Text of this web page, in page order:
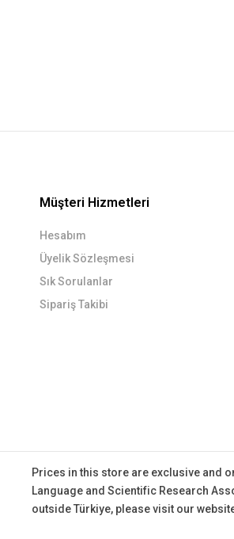
Müşteri Hizmetleri
Hesabım
Üyelik Sözleşmesi
Sık Sorulanlar
Sipariş Takibi
Prices in this store are exclusive and
Language and Scientific Research
outside Türkiye, please visit our